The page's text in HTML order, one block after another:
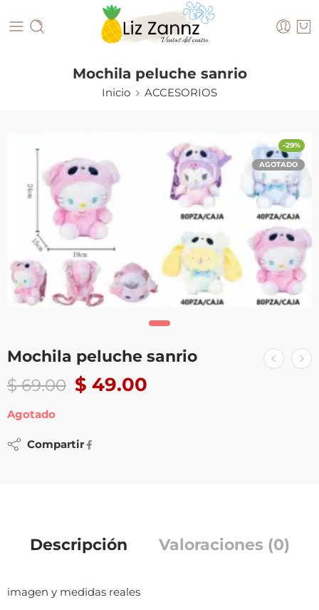
Mochila peluche sanrio
Inicio ACCESORIOS
-29%
AGOTADO
Mochila peluche sanrio
$69.00 $ 49.00
Agotado
Compartir
Descripción Valoraciones (0)
imagen y medidas reales